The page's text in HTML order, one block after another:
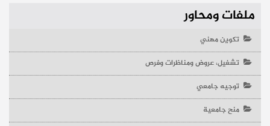
ملفات ومحاور
تكوين مهني
تشغيل، عروض ومناظرات وفرص
توجيه جامعي
منح جامعية